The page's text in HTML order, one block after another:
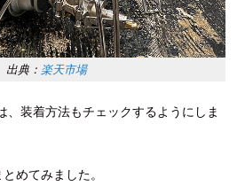
出典： 楽天市場
、装着方法もチェックするようにしま
めてみました。